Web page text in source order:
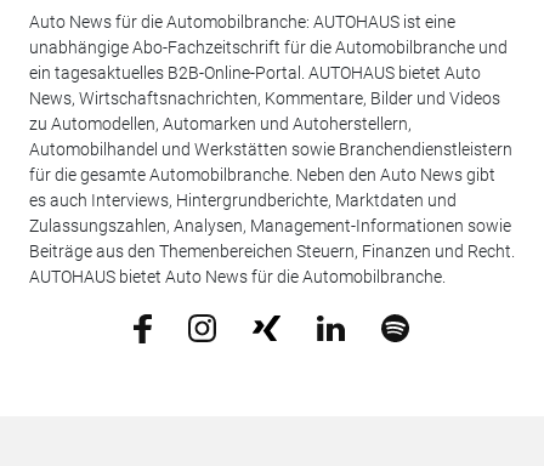
Auto News für die Automobilbranche: AUTOHAUS ist eine
unabhängige Abo-Fachzeitschrift für die Automobilbranche und
ein tagesaktuelles B2B-Online-Portal. AUTOHAUS bietet Auto
News, Wirtschaftsnachrichten, Kommentare, Bilder und Videos
zu Automodellen, Automarken und Autoherstellern,
Automobilhandel und Werkstätten sowie Branchendienstleistern
für die gesamte Automobilbranche. Neben den Auto News gibt
es auch Interviews, Hintergrundberichte, Marktdaten und
Zulassungszahlen, Analysen, Management-Informationen sowie
Beiträge aus den Themenbereichen Steuern, Finanzen und Recht.
AUTOHAUS bietet Auto News für die Automobilbranche.